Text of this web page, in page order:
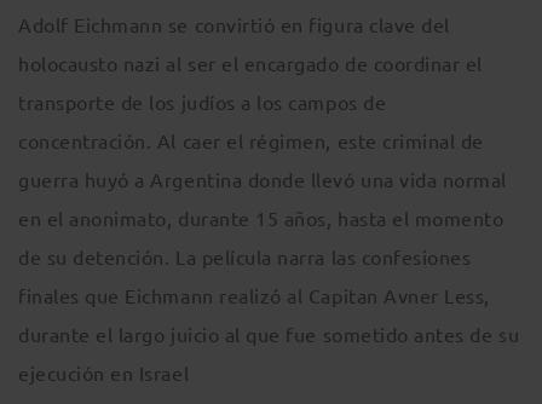
Adolf Eichmann se convirtió en figura clave del
holocausto nazi al ser el encargado de coordinar el
transporte de los judíos a los campos de
concentración. Al caer el régimen, este criminal de
guerra huyó a Argentina donde llevó una vida normal
en el anonimato, durante 15 años, hasta el momento
de su detención. La película narra las confesiones
finales que Eichmann realizó al Capitan Avner Less,
durante el largo juicio al que fue sometido antes de su
ejecución en Israel